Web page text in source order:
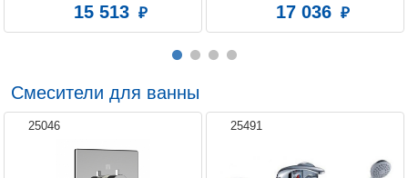
Форсунок аэромассажа
15 513 17 036
Смесители для ванны
25046 25491